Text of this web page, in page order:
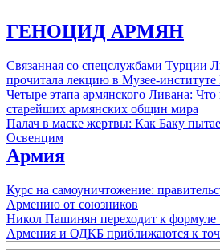
ГЕНОЦИД АРМЯН
Связанная со спецслужбами Турции
прочитала лекцию в Музее-институте
Четыре этапа армянского Ливана:
старейших армянских общин мира
Палач в маске жертвы: Как Баку
Освенцим
Армия
Курс на самоуничтожение:
Армению от союзников
Никол Пашинян переходит к формуле
Армения и ОДКБ приближаются к